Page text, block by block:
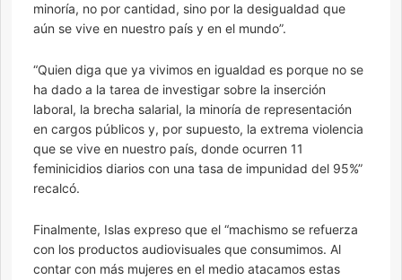
minoría, no por cantidad, sino por la desigualdad que
aún se vive en nuestro país y en el mundo”.
“Quien diga que ya vivimos en igualdad es porque no se
ha dado a la tarea de investigar sobre la inserción
laboral, la brecha salarial, la minoría de representación
en cargos públicos y, por supuesto, la extrema violencia
que se vive en nuestro país, donde ocurren 11
feminicidios diarios con una tasa de impunidad del 95%”
recalcó.
Finalmente, Islas expreso que el “machismo se refuerza
con los productos audiovisuales que consumimos. Al
contar con más mujeres en el medio atacamos estas